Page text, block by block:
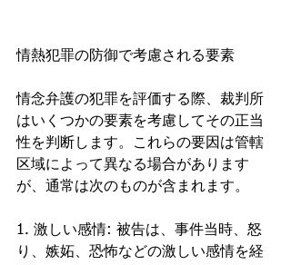
情熱犯罪の防御で考慮される要素
情念弁護の犯罪を評価する際、裁判所
はいくつかの要素を考慮してその正当
性を判断します。これらの要因は管轄
区域によって異なる場合があります
が、通常は次のものが含まれます。
1. 激しい感情: 被告は、事件当時、怒
り、嫉妬、恐怖などの激しい感情を経